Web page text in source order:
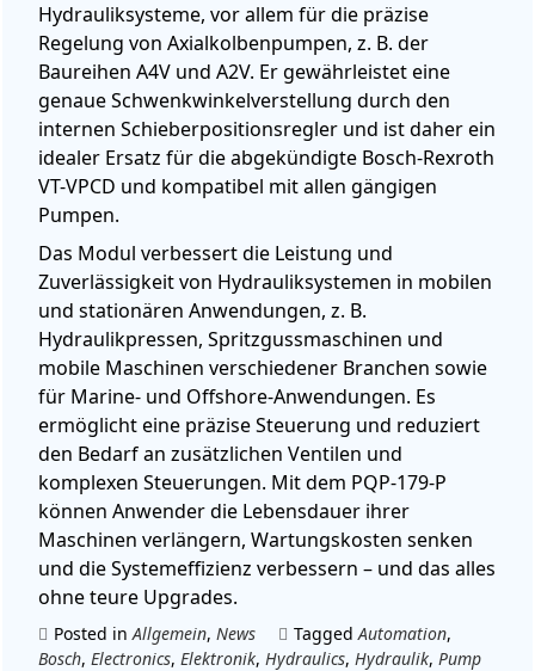
Hydrauliksysteme, vor allem für die präzise
Regelung von Axialkolbenpumpen, z. B. der
Baureihen A4V und A2V. Er gewährleistet eine
genaue Schwenkwinkelverstellung durch den
internen Schieberpositionsregler und ist daher ein
idealer Ersatz für die abgekündigte Bosch-Rexroth
VT-VPCD und kompatibel mit allen gängigen
Pumpen.
Das Modul verbessert die Leistung und
Zuverlässigkeit von Hydrauliksystemen in mobilen
und stationären Anwendungen, z. B.
Hydraulikpressen, Spritzgussmaschinen und
mobile Maschinen verschiedener Branchen sowie
für Marine- und Offshore-Anwendungen. Es
ermöglicht eine präzise Steuerung und reduziert
den Bedarf an zusätzlichen Ventilen und
komplexen Steuerungen. Mit dem PQP-179-P
können Anwender die Lebensdauer ihrer
Maschinen verlängern, Wartungskosten senken
und die Systemeffizienz verbessern – und das alles
ohne teure Upgrades.
Posted inAllgemein, News TaggedAutomation,
Bosch, Electronics, Elektronik, Hydraulics, Hydraulik, Pump